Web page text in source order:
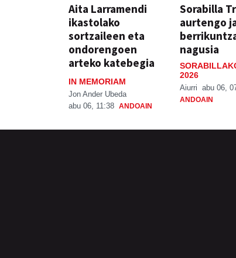
Aita Larramendi
ikastolako
sortzaileen eta
ondorengoen
arteko katebegia
IN MEMORIAM
Jon Ander Ubeda
abu 06, 11:38 ANDOAIN
Sorabilla
aurtengo
nagusia
2026
Aiurri abu 06,
ANDOAIN